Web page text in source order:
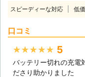
スピーディーな対応 低
口コミ
★★★★★ 5
バッテリー切れの充電
ださり助かりました